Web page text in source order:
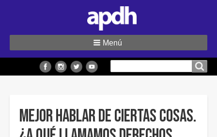
sitio
Menú
Mejor hablar de ciertas cosas.